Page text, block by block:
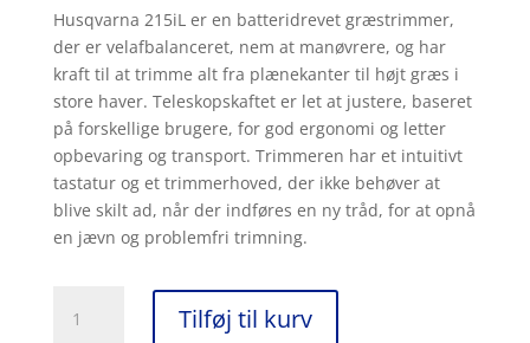
Husqvarna 215iL er en batteridrevet græstrimmer,
der er velafbalanceret, nem at manøvrere, og har
kraft til at trimme alt fra plænekanter til højt græs i
store haver. Teleskopskaftet er let at justere, baseret
på forskellige brugere, for god ergonomi og letter
opbevaring og transport. Trimmeren har et intuitivt
tastatur og et trimmerhoved, der ikke behøver at
blive skilt ad, når der indføres en ny tråd, for at opnå
en jævn og problemfri trimning.
215iL
Tilføj til kurv